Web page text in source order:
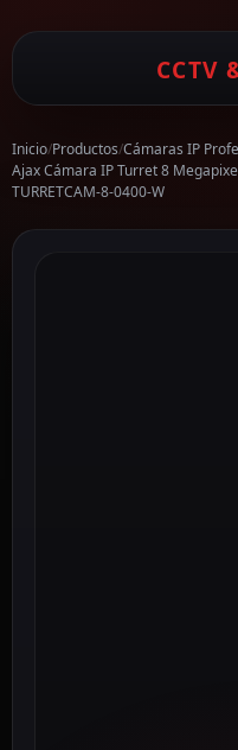
CCTV
Inicio/Productos/Cámaras IP
Ajax Cámara IP Turret 8
TURRETCAM-8-0400-W